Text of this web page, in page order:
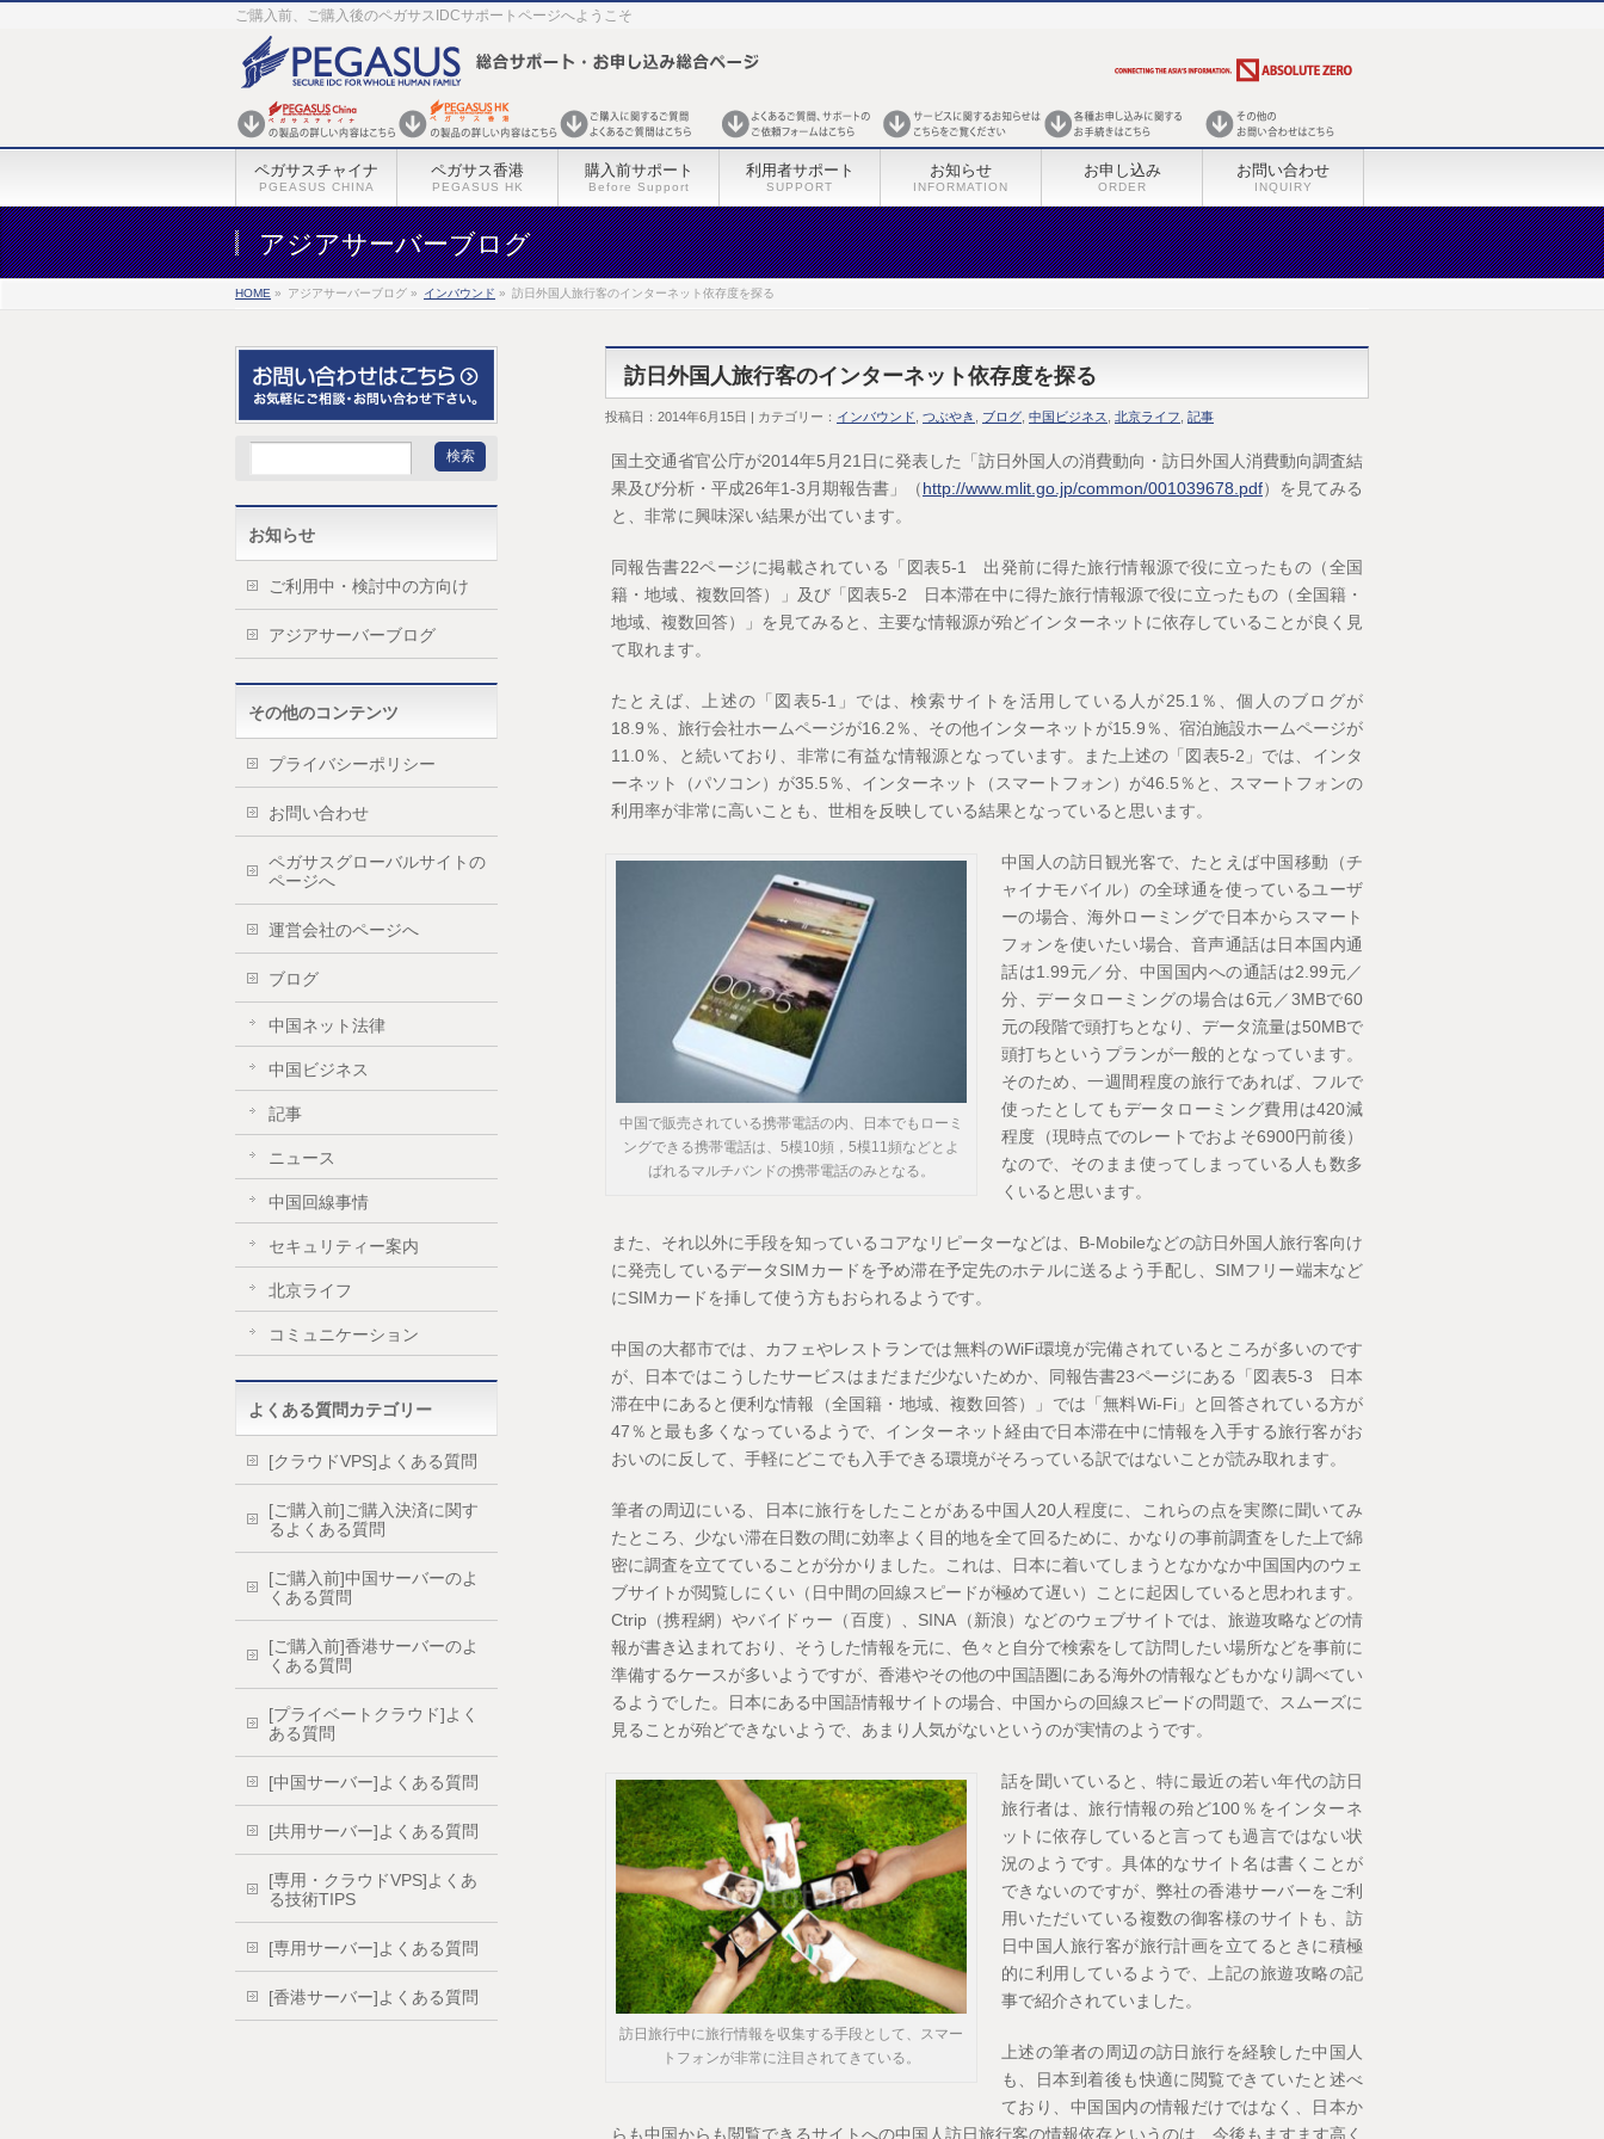
ご購入前、ご購入後のペガサスIDCサポートページへようこそ
ペガサスチャイナ
PGEASUS CHINA
ペガサス香港
PEGASUS HK
購入前サポート
Before Support
利用者サポート
SUPPORT
お知らせ
INFORMATION
お申し込み
ORDER
お問い合わせ
INQUIRY
アジアサーバーブログ
HOME » アジアサーバーブログ » インバウンド » 訪日外国人旅行客のインターネット依存度を探る
訪日外国人旅行客のインターネット依存度を探る
投稿日：2014年6月15日 | カテゴリー： インバウンド つぶやき ブログ 中国ビジネス 北京ライフ 記事
国土交通省官公庁が2014年5月21日に発表した「訪日外国人の消費動向・訪日外国人消費動向調査結
果及び分析・平成26年1-3月期報告書」（http://www.mlit.go.jp/common/001039678.pdf）を見てみる
と、非常に興味深い結果が出ています。
同報告書22ページに掲載されている「図表5-1 出発前に得た旅行情報源で役に立ったもの（全国
籍・地域、複数回答）」及び「図表5-2 日本滞在中に得た旅行情報源で役に立ったもの（全国籍・
地域、複数回答）」を見てみると、主要な情報源が殆どインターネットに依存していることが良く見
て取れます。
たとえば、上述の「図表5-1」では、検索サイトを活用している人が25.1％、個人のブログが
18.9％、旅行会社ホームページが16.2％、その他インターネットが15.9％、宿泊施設ホームページが
11.0％、と続いており、非常に有益な情報源となっています。また上述の「図表5-2」では、インタ
ーネット（パソコン）が35.5％、インターネット（スマートフォン）が46.5％と、スマートフォンの
利用率が非常に高いことも、世相を反映している結果となっていると思います。
中国で販売されている携帯電話の内、日本でもローミ
ングできる携帯電話は、5模10頻，5模11頻などとよ
ばれるマルチバンドの携帯電話のみとなる。
中国人の訪日観光客で、たとえば中国移動（チ
ャイナモバイル）の全球通を使っているユーザ
ーの場合、海外ローミングで日本からスマート
フォンを使いたい場合、音声通話は日本国内通
話は1.99元／分、中国国内への通話は2.99元／
分、データローミングの場合は6元／3MBで60
元の段階で頭打ちとなり、データ流量は50MBで
頭打ちというプランが一般的となっています。
そのため、一週間程度の旅行であれば、フルで
使ったとしてもデータローミング費用は420減
程度（現時点でのレートでおよそ6900円前後）
なので、そのまま使ってしまっている人も数多
くいると思います。
また、それ以外に手段を知っているコアなリピーターなどは、B-Mobileなどの訪日外国人旅行客向け
に発売しているデータSIMカードを予め滞在予定先のホテルに送るよう手配し、SIMフリー端末など
にSIMカードを挿して使う方もおられるようです。
中国の大都市では、カフェやレストランでは無料のWiFi環境が完備されているところが多いのです
が、日本ではこうしたサービスはまだまだ少ないためか、同報告書23ページにある「図表5-3 日本
滞在中にあると便利な情報（全国籍・地域、複数回答）」では「無料Wi-Fi」と回答されている方が
47％と最も多くなっているようで、インターネット経由で日本滞在中に情報を入手する旅行客がお
おいのに反して、手軽にどこでも入手できる環境がそろっている訳ではないことが読み取れます。
筆者の周辺にいる、日本に旅行をしたことがある中国人20人程度に、これらの点を実際に聞いてみ
たところ、少ない滞在日数の間に効率よく目的地を全て回るために、かなりの事前調査をした上で綿
密に調査を立てていることが分かりました。これは、日本に着いてしまうとなかなか中国国内のウェ
ブサイトが閲覧しにくい（日中間の回線スピードが極めて遅い）ことに起因していると思われます。
Ctrip（携程網）やバイドゥー（百度）、SINA（新浪）などのウェブサイトでは、旅遊攻略などの情
報が書き込まれており、そうした情報を元に、色々と自分で検索をして訪問したい場所などを事前に
準備するケースが多いようですが、香港やその他の中国語圏にある海外の情報などもかなり調べてい
るようでした。日本にある中国語情報サイトの場合、中国からの回線スピードの問題で、スムーズに
見ることが殆どできないようで、あまり人気がないというのが実情のようです。
訪日旅行中に旅行情報を収集する手段として、スマー
トフォンが非常に注目されてきている。
話を聞いていると、特に最近の若い年代の訪日
旅行者は、旅行情報の殆ど100％をインターネ
ットに依存していると言っても過言ではない状
況のようです。具体的なサイト名は書くことが
できないのですが、弊社の香港サーバーをご利
用いただいている複数の御客様のサイトも、訪
日中国人旅行客が旅行計画を立てるときに積極
的に利用しているようで、上記の旅遊攻略の記
事で紹介されていました。
上述の筆者の周辺の訪日旅行を経験した中国人
も、日本到着後も快適に閲覧できていたと述べ
ており、中国国内の情報だけではなく、日本か
らも中国からも閲覧できるサイトへの中国人訪日旅行客の情報依存というのは、今後もますます高く
お知らせ
ご利用中・検討中の方向け
アジアサーバーブログ
その他のコンテンツ
プライバシーポリシー
お問い合わせ
ペガサスグローバルサイトの
ページへ
運営会社のページへ
ブログ
中国ネット法律
中国ビジネス
記事
ニュース
中国回線事情
セキュリティー案内
北京ライフ
コミュニケーション
よくある質問カテゴリー
[クラウドVPS]よくある質問
[ご購入前]ご購入決済に関す
るよくある質問
[ご購入前]中国サーバーのよ
くある質問
[ご購入前]香港サーバーのよ
くある質問
[プライベートクラウド]よく
ある質問
[中国サーバー]よくある質問
[共用サーバー]よくある質問
[専用・クラウドVPS]よくあ
る技術TIPS
[専用サーバー]よくある質問
[香港サーバー]よくある質問